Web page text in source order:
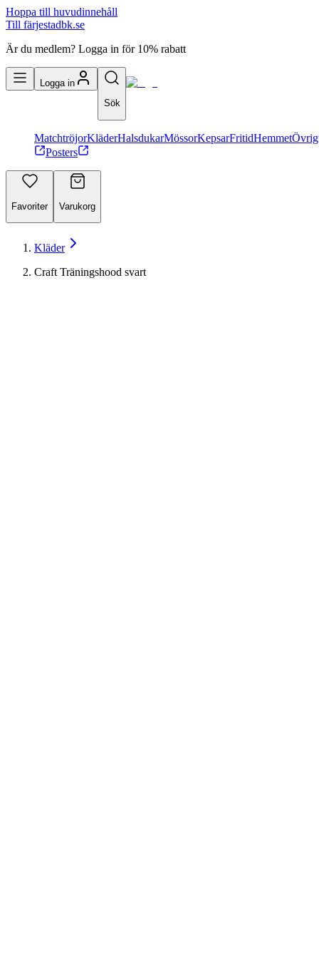
Hoppa till huvudinnehåll
Till färjestadbk.se
Är du medlem? Logga in för 10% rabatt
Logga in
Sök
MatchtröjorKläderHalsdukarMössorKepsarFritidHemmet
Posters
Favoriter Varukorg
Kläder
Craft Träningshood svart